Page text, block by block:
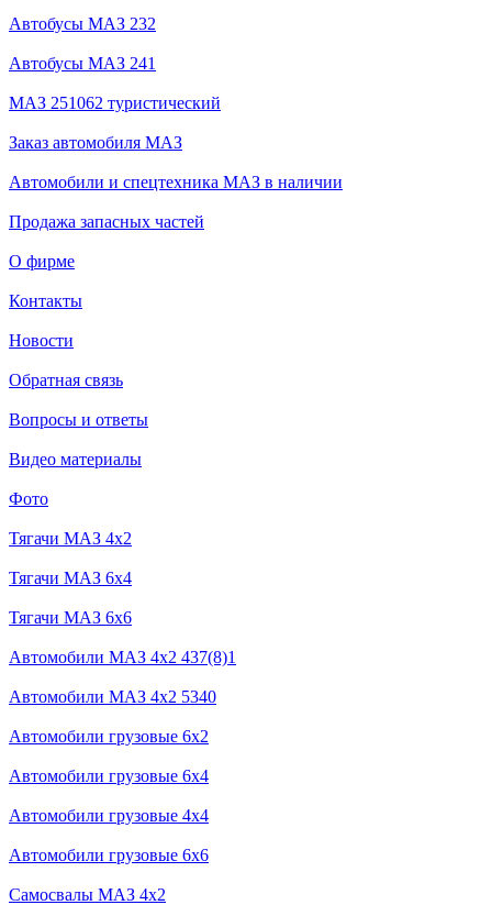
Автобусы МАЗ 232
Автобусы МАЗ 241
МАЗ 251062 туристический
Заказ автомобиля МАЗ
Автомобили и спецтехника МАЗ в наличии
Продажа запасных частей
О фирме
Контакты
Новости
Обратная связь
Вопросы и ответы
Видео материалы
Фото
Тягачи MAЗ 4x2
Тягачи MAЗ 6x4
Тягачи MAЗ 6x6
Автомобили МАЗ 4x2 437(8)1
Автомобили МАЗ 4x2 5340
Автомобили грузовые 6x2
Автомобили грузовые 6х4
Автомобили грузовые 4х4
Автомобили грузовые 6x6
Самосвалы МАЗ 4x2